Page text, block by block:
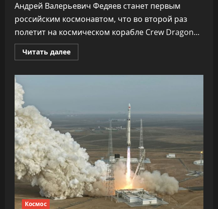
Андрей Валерьевич Федяев станет первым
российским космонавтом, что во второй раз
полетит на космическом корабле Crew Dragon...
Читать далееПрочитать
больше
второй
раз
полетит
на
корабле
Crew
Dragon
Илона
Маска
Космос